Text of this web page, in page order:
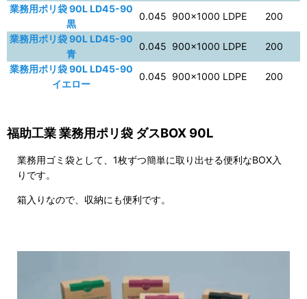
業務用ポリ袋 90L LD45-90
黒
0.045 900×1000 LDPE
200
業務用ポリ袋 90L LD45-90
青
0.045 900×1000 LDPE
200
業務用ポリ袋 90L LD45-90
イエロー
0.045 900×1000 LDPE 200
福助工業 業務用ポリ袋 ダスBOX 90L
業務用ゴミ袋として、1枚ずつ簡単に取り出せる便利なBOX入
りです。
箱入りなので、収納にも便利です。